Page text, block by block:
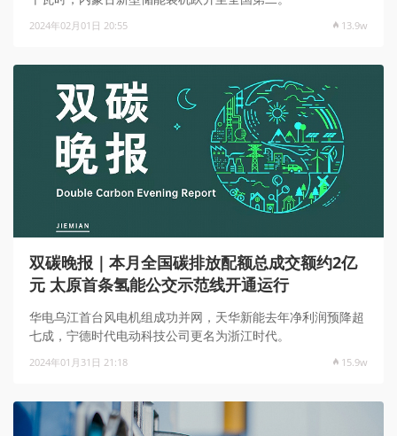
2024年02月01日 20:55 13.9w
双碳晚报｜本月全国碳排放配额总成交额约2亿
元 太原首条氢能公交示范线开通运行
华电乌江首台风电机组成功并网，天华新能去年净利润预降超
七成，宁德时代电动科技公司更名为浙江时代。
2024年01月31日 21:18 15.9w